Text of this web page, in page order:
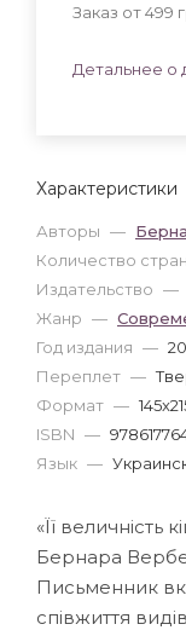
Характеристики
Авторы —
Количество
Издательство —
Жанр —
Год издания —
Переплет —
Формат —
ISBN —
Язык —
Заказ от 499
Детальнее о
«Її
Бернара
Письменник
співжиття